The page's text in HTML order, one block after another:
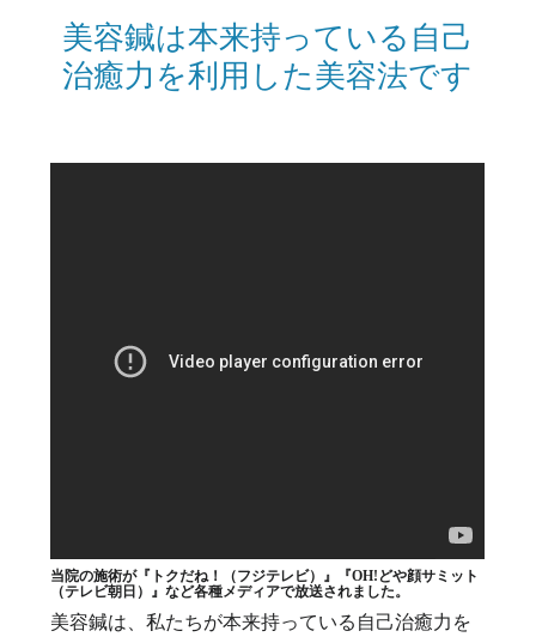
美容鍼は本来持っている自己
治癒力を利用した美容法です
当院の施術が『トクだね！（フジテレビ）』『OH!どや顔サミット
（テレビ朝日）』など各種メディアで放送されました。
美容鍼は、私たちが本来持っている自己治癒力を